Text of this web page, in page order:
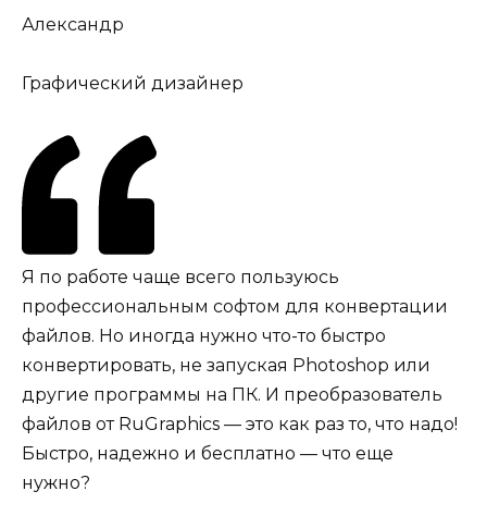
Александр
Графический дизайнер
Я по работе чаще всего пользуюсь
профессиональным софтом для конвертации
файлов. Но иногда нужно что-то быстро
конвертировать, не запуская Photoshop или
другие программы на ПК. И преобразователь
файлов от RuGraphics — это как раз то, что надо!
Быстро, надежно и бесплатно — что еще
нужно?